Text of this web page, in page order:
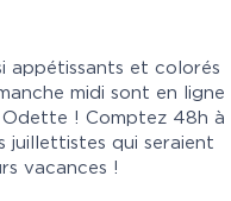
appétissants et colorés
midi sont en ligne
Odette ! Comptez 48h à
juillettistes qui seraient
vacances !